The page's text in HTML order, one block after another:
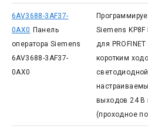
6AV3688-3AF37-
0AX0 Панель
оператора Siemens
6AV3688-3AF37-
0AX0
Siemens KP8F
для
коротким
выходов 24 В
(проходное